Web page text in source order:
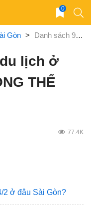
0
Gòn > Danh sách 9 điểm du lịch ở Sài Gòn đi là “KHÔNG THỂ QUÊN” hiện nay
lịch ở
THỂ
77.4K
2 ở đâu Sài Gòn?